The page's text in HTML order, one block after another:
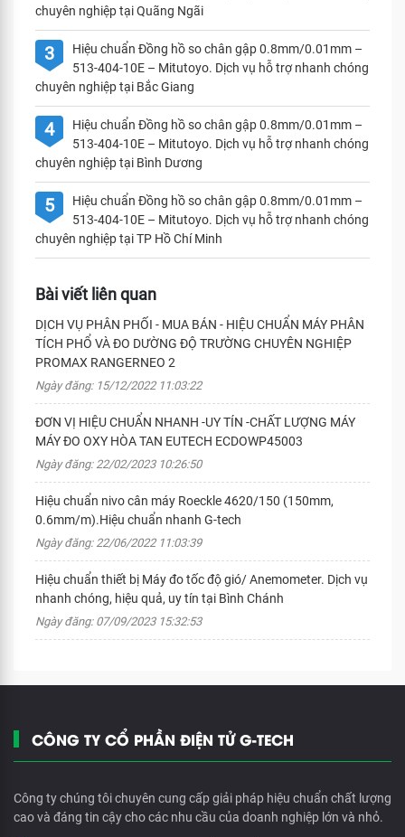
chuyên nghiệp tại Quãng Ngãi
3
Hiệu chuẩn Đồng hồ so chân gập 0.8mm/0.01mm –
513-404-10E – Mitutoyo. Dịch vụ hỗ trợ nhanh chóng
chuyên nghiệp tại Bắc Giang
4
Hiệu chuẩn Đồng hồ so chân gập 0.8mm/0.01mm –
513-404-10E – Mitutoyo. Dịch vụ hỗ trợ nhanh chóng
chuyên nghiệp tại Bình Dương
5
Hiệu chuẩn Đồng hồ so chân gập 0.8mm/0.01mm –
513-404-10E – Mitutoyo. Dịch vụ hỗ trợ nhanh chóng
chuyên nghiệp tại TP Hồ Chí Minh
Bài viết liên quan
DỊCH VỤ PHÂN PHỐI - MUA BÁN - HIỆU CHUẨN MÁY PHÂN
TÍCH PHỔ VÀ ĐO DƯỜNG ĐỘ TRƯỜNG CHUYÊN NGHIỆP
PROMAX RANGERNEO 2
Ngày đăng: 15/12/2022 11:03:22
ĐƠN VỊ HIỆU CHUẨN NHANH -UY TÍN -CHẤT LƯỢNG MÁY
MÁY ĐO OXY HÒA TAN EUTECH ECDOWP45003
Ngày đăng: 22/02/2023 10:26:50
Hiệu chuẩn nivo cân máy Roeckle 4620/150 (150mm,
0.6mm/m).Hiệu chuẩn nhanh G-tech
Ngày đăng: 22/06/2022 11:03:39
Hiệu chuẩn thiết bị Máy đo tốc độ gió/ Anemometer. Dịch vụ
nhanh chóng, hiệu quả, uy tín tại Bình Chánh
Ngày đăng: 07/09/2023 15:32:53
CÔNG TY CỔ PHẦN ĐIỆN TỬ G-TECH
Công ty chúng tôi chuyên cung cấp giải pháp hiệu chuẩn chất lượng
cao và đáng tin cậy cho các nhu cầu của doanh nghiệp lớn và nhỏ.